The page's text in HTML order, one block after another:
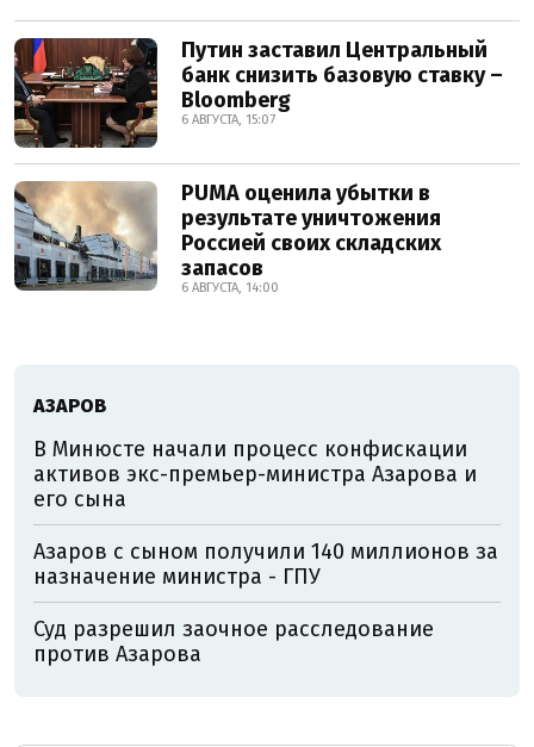
Путин заставил Центральный
банк снизить базовую ставку –
Bloomberg
6 АВГУСТА, 15:07
PUMA оценила убытки в
результате уничтожения
Россией своих складских
запасов
6 АВГУСТА, 14:00
АЗАРОВ
В Минюсте начали процесс конфискации
активов экс-премьер-министра Азарова и
его сына
Азаров с сыном получили 140 миллионов за
назначение министра - ГПУ
Суд разрешил заочное расследование
против Азарова